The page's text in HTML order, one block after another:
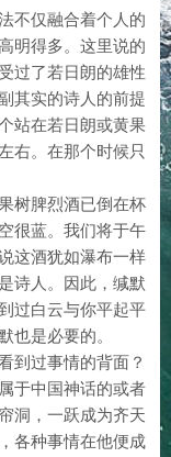
不仅融合着个人的
明得多。这里说的
过了若日朗的雄性
其实的诗人的前提
站在若日朗或黄果
右。在那个时候只
树脾烈酒已倒在杯
很蓝。我们将于午
这酒犹如瀑布一样
诗人。因此，缄默
过白云与你平起平
也是必要的。
到过事情的背面？
于中国神话的或者
洞，一跃成为齐天
各种事情在他便成